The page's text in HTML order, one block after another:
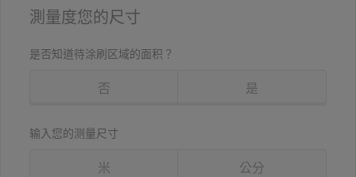
測量度您的尺寸
是否知道待涂刷区域的面积？
否 是
输入您的测量尺寸
米 公分